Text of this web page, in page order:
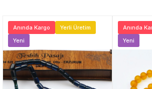
Anında Kargo
Yerli Üretim
Yeni
Anında
Yeni